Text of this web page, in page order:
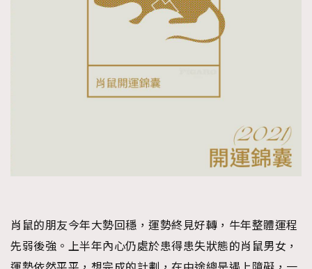
肖鼠的朋友今年大勢回穩，運勢終見好轉，牛年整體運程
先弱後強。上半年內心仍處於患得患失狀態的肖鼠男女，